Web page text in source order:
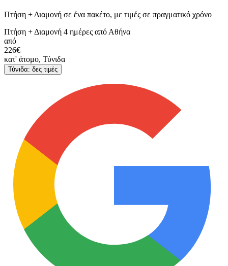
Πτήση + Διαμονή σε ένα πακέτο, με τιμές σε πραγματικό χρόνο
Πτήση + Διαμονή 4 ημέρες από Αθήνα
από
226€
κατ' άτομο, Τύνιδα
Τύνιδα: δες τιμές